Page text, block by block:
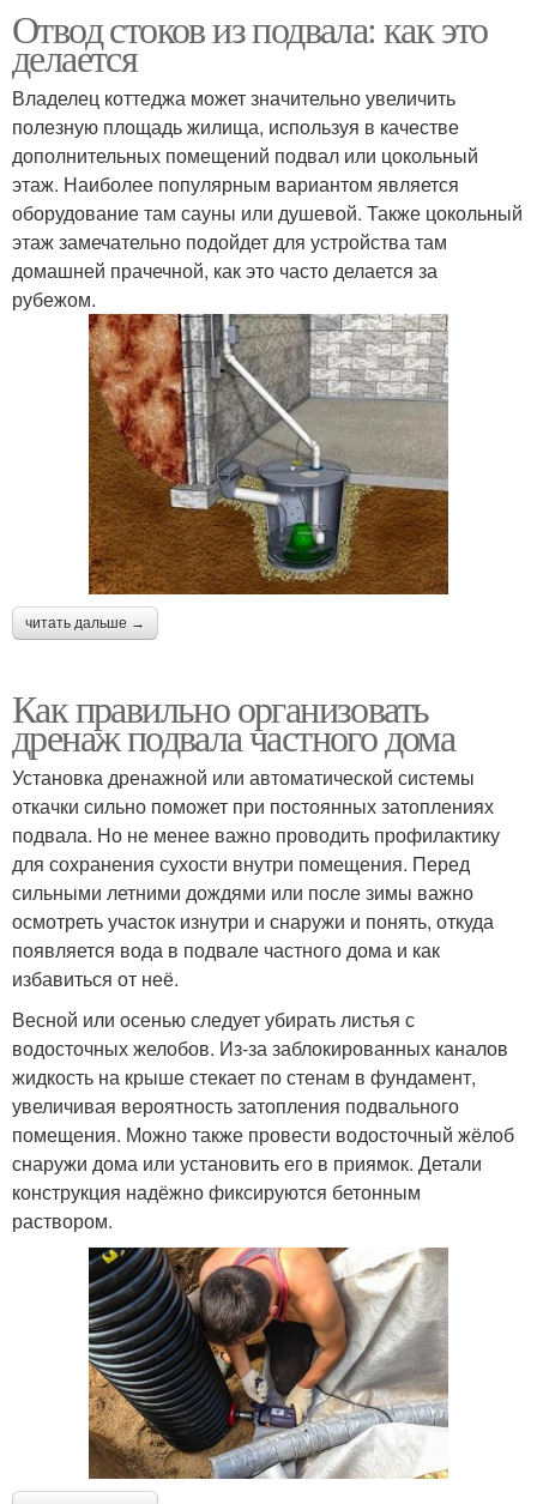
Отвод стоков из подвала: как это
делается
Владелец коттеджа может значительно увеличить
полезную площадь жилища, используя в качестве
дополнительных помещений подвал или цокольный
этаж. Наиболее популярным вариантом является
оборудование там сауны или душевой. Также цокольный
этаж замечательно подойдет для устройства там
домашней прачечной, как это часто делается за
рубежом.
читать дальше →
Как правильно организовать
дренаж подвала частного дома
Установка дренажной или автоматической системы
откачки сильно поможет при постоянных затоплениях
подвала. Но не менее важно проводить профилактику
для сохранения сухости внутри помещения. Перед
сильными летними дождями или после зимы важно
осмотреть участок изнутри и снаружи и понять, откуда
появляется вода в подвале частного дома и как
избавиться от неё.
Весной или осенью следует убирать листья с
водосточных желобов. Из-за заблокированных каналов
жидкость на крыше стекает по стенам в фундамент,
увеличивая вероятность затопления подвального
помещения. Можно также провести водосточный жёлоб
снаружи дома или установить его в приямок. Детали
конструкция надёжно фиксируются бетонным
раствором.